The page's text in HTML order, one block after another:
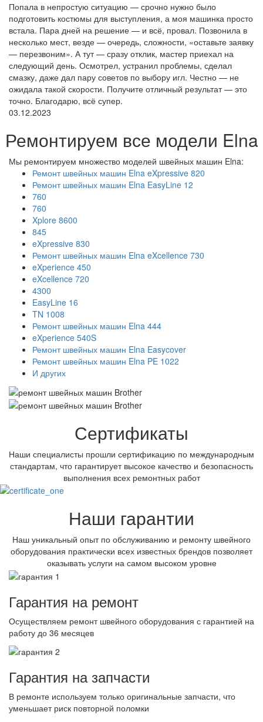
Попала в непростую ситуацию — срочно нужно было
подготовить костюмы для выступления, а моя машинка просто
встала. Пара дней на решение — и всё, провал. Позвонила в
несколько мест, везде — очередь, сложности, «оставьте заявку
— перезвоним». А тут — сразу отклик, мастер приехал на
следующий день. Осмотрел, устранил проблемы, сделал
смазку, даже дал пару советов по выбору игл. Честно — не
ожидала такой скорости. Получите отличный результат — это
точно. Благодарю, всё супер.
03.12.2023
Ремонтируем все модели Elna
Мы ремонтируем множество моделей швейных машин Elna:
Ремонт швейных машин Elna eXpressive 820
Ремонт швейных машин Elna EasyLine 12
760
760
Xplore 8600
845
eXpressive 830
Ремонт швейных машин Elna eXcellence 730
eXperience 450
eXcellence 720
4300
EasyLine 16
TN 1008
Ремонт швейных машин Elna 444
eXperience 540S
Ремонт швейных машин Elna Easycover
Ремонт швейных машин Elna PE 1022
И других
Сертификаты
Наши специалисты прошли сертификацию по международным
стандартам, что гарантирует высокое качество и безопасность
выполнения всех ремонтных работ
Наши гарантии
Наш уникальный опыт по обслуживанию и ремонту швейного
оборудования практически всех известных брендов позволяет
оказывать услуги на самом высоком уровне
Гарантия на ремонт
Осуществляем ремонт швейного оборудования с гарантией на
работу до 36 месяцев
Гарантия на запчасти
В ремонте используем только оригинальные запчасти, что
уменьшает риск повторной поломки